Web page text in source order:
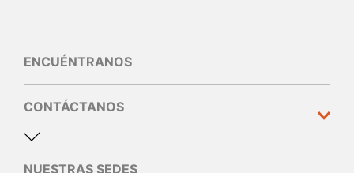
ENCUÉNTRANOS
CONTÁCTANOS
NUESTRAS SEDES